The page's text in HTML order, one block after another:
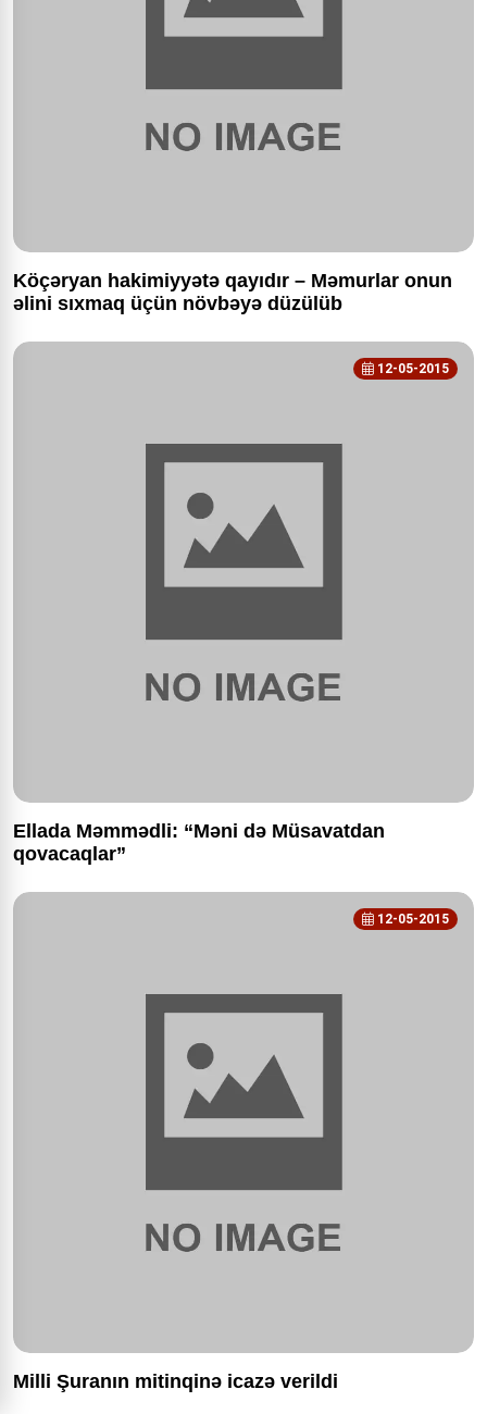
Köçəryan hakimiyyətə qayıdır – Məmurlar onun
əlini sıxmaq üçün növbəyə düzülüb
12-05-2015
Ellada Məmmədli: “Məni də Müsavatdan
qovacaqlar”
12-05-2015
Milli Şuranın mitinqinə icazə verildi